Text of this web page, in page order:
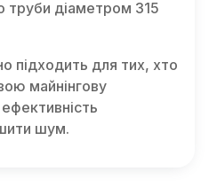
труби діаметром 315
підходить для тих, хто
майнінгову
шум.